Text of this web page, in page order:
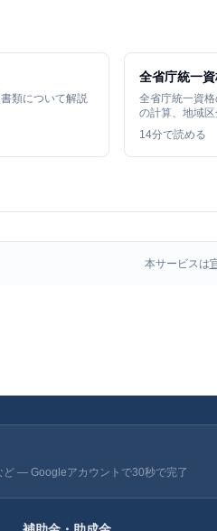
類について解説
全省庁統一
全省庁統一資
の計算、地域区
14分で読める
本サービスは
ど — Googleアカウントで30秒で完了